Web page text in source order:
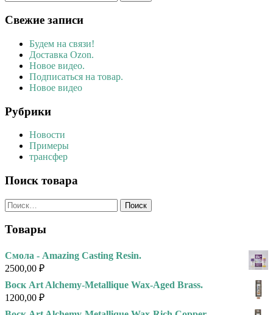
Свежие записи
Будем на связи!
Доставка Ozon.
Новое видео.
Подписаться на товар.
Новое видео
Рубрики
Новости
Примеры
трансфер
Поиск товара
Найти:
Товары
Смола - Amazing Casting Resin.
2500,00 ₽
Воск Art Alchemy-Metallique Wax-Aged Brass.
1200,00 ₽